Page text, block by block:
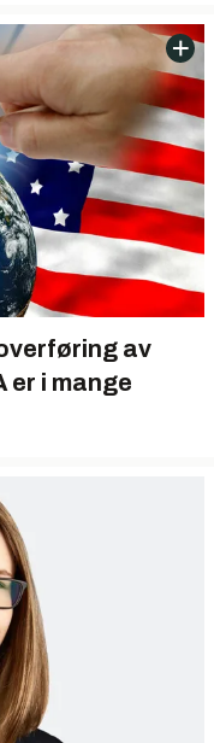
av
er i mange